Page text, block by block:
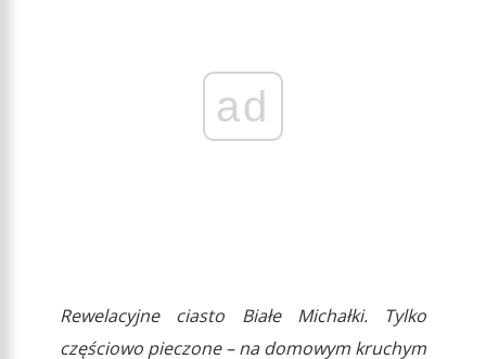
ad
Rewelacyjne ciasto Białe Michałki. Tylko
częściowo pieczone – na domowym kruchym